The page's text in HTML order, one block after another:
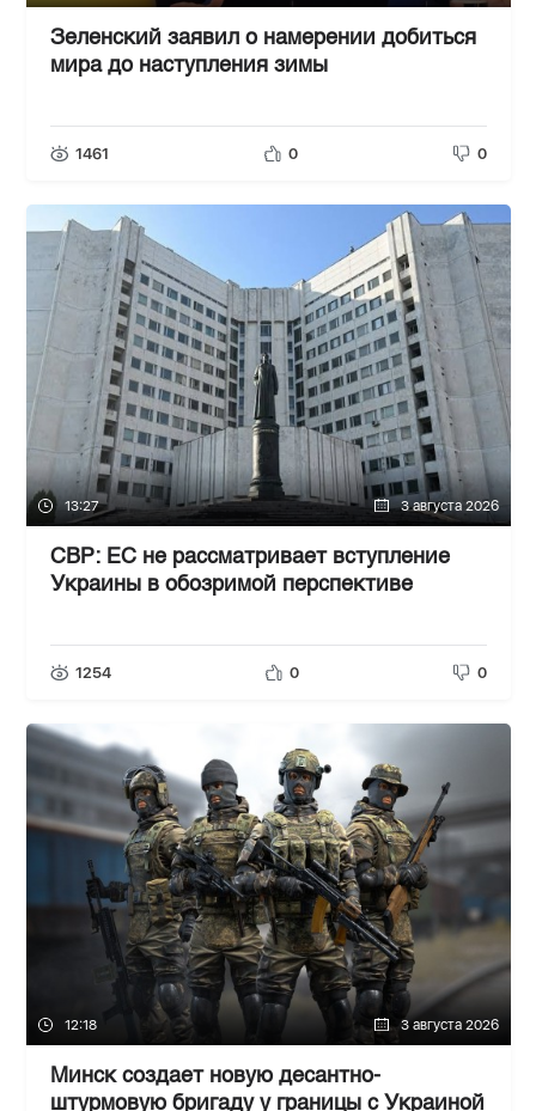
Зеленский заявил о намерении добиться
мира до наступления зимы
1461 0 0
13:27 3 августа 2026
СВР: ЕС не рассматривает вступление
Украины в обозримой перспективе
1254 0 0
12:18 3 августа 2026
Минск создает новую десантно-
штурмовую бригаду у границы с Украиной